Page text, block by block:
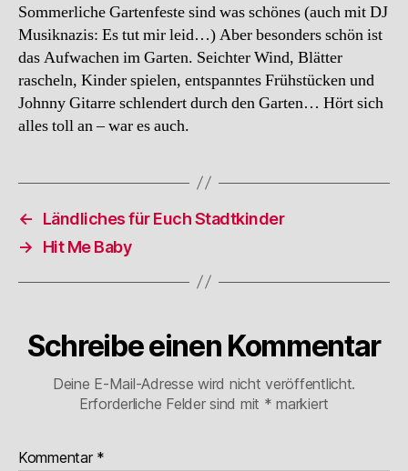
Sommerliche Gartenfeste sind was schönes (auch mit DJ
Musiknazis: Es tut mir leid…) Aber besonders schön ist
das Aufwachen im Garten. Seichter Wind, Blätter
rascheln, Kinder spielen, entspanntes Frühstücken und
Johnny Gitarre schlendert durch den Garten… Hört sich
alles toll an – war es auch.
←
Ländliches für Euch Stadtkinder
→
Hit Me Baby
Schreibe einen Kommentar
Deine E-Mail-Adresse wird nicht veröffentlicht.
Erforderliche Felder sind mit * markiert
Kommentar *